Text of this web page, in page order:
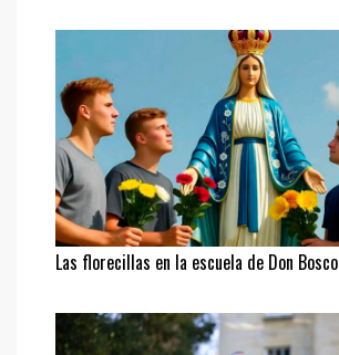
Las florecillas en la escuela de Don Bosco